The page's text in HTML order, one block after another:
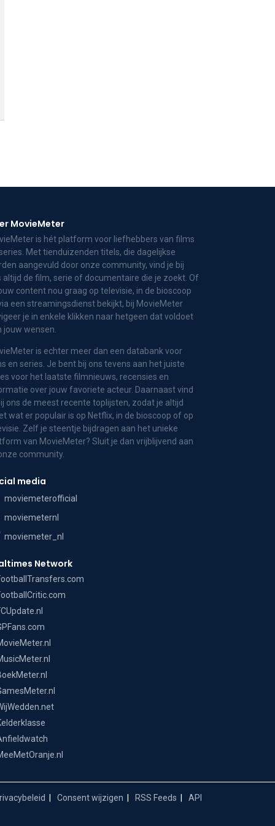
MovieMeter
is hét platform voor liefhebbers van films
Met tienduizenden titels, die dagelijkse
aangevuld door onze community, vind je bij
altijd de film, serie of documentaire die je zoekt. Of
content nou graag op televisie, in de bioscoop
een streamingsdienst bekijkt, bij MovieMeter
je in enkele klikken naar hetgeen dat voldoet
jouw wensen.
is echter meer dan een databank voor
en series. Je bent bij ons tevens aan het juiste
voor het laatste filmnieuws, recensies en
over jouw favoriete acteur. Daarnaast vind
ons de meest recente toplijsten, zodat je altijd
wat er populair is op Netflix, in de bioscoop of op
Zelf je steentje bijdragen aan het unieke
van MovieMeter? Sluit je dan vrijblijvend aan
community.
media
moviemeterofficial
moviemeternl
moviemeter_nl
Network
Consent wijzigen RSS Feeds API